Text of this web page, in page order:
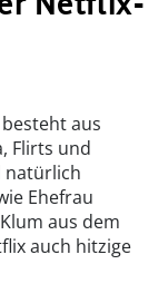
aus
Flirts und
natürlich
Ehefrau
aus dem
auch hitzige